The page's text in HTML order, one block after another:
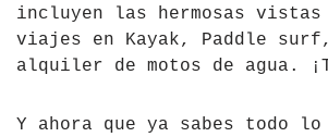
incluyen las hermosas
viajes en Kayak, Paddle
alquiler de motos de agua.
Y ahora que ya sabes todo